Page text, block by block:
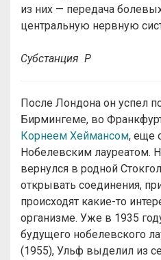
из них — передача
центральную нервную
Субстанция P
После Лондона он успел
Бирмингеме, во
Корнеем Хеймансом, еще
Нобелевским лауреатом.
вернулся в родной
открывать соединения,
происходят какие-то
организме. Уже в 1935
будущего нобелевского
(1955), Ульф выделил из